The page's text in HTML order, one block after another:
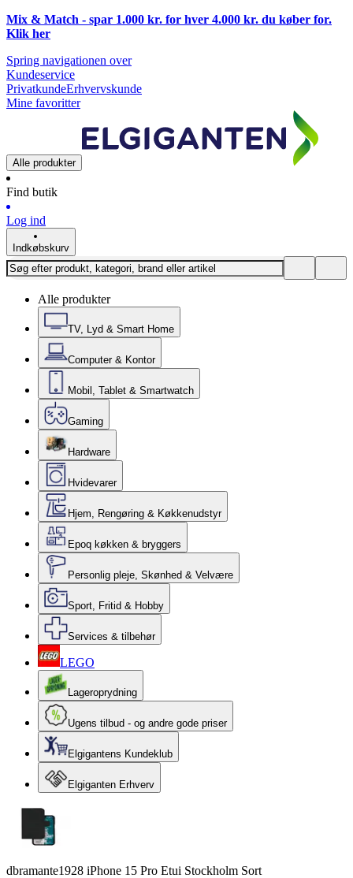
Mix & Match - spar 1.000 kr. for hver 4.000 kr. du køber for.
Klik her
Spring navigationen over
Kundeservice
PrivatkundeErhvervskunde
Mine favoritter
Alle produkter
Find butik
Log ind
Indkøbskurv
Alle produkter
TV, Lyd & Smart Home
Computer & Kontor
Mobil, Tablet & Smartwatch
Gaming
Hardware
Hvidevarer
Hjem, Rengøring & Køkkenudstyr
Epoq køkken & bryggers
Personlig pleje, Skønhed & Velvære
Sport, Fritid & Hobby
Services & tilbehør
LEGO
Lageroprydning
Ugens tilbud - og andre gode priser
Elgigantens Kundeklub
Elgiganten Erhverv
dbramante1928 iPhone 15 Pro Etui Stockholm Sort